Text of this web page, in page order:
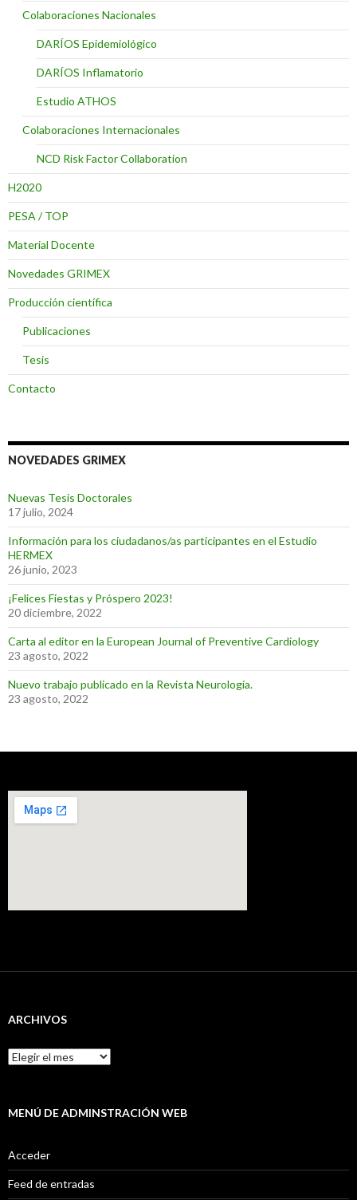
Colaboraciones Nacionales
DARÍOS Epidemiológico
DARÍOS Inflamatorio
Estudio ATHOS
Colaboraciones Internacionales
NCD Risk Factor Collaboration
H2020
PESA / TOP
Material Docente
Novedades GRIMEX
Producción científica
Publicaciones
Tesis
Contacto
NOVEDADES GRIMEX
Nuevas Tesis Doctorales
17 julio, 2024
Información para los ciudadanos/as participantes en el Estudio
HERMEX
26 junio, 2023
¡Felices Fiestas y Próspero 2023!
20 diciembre, 2022
Carta al editor en la European Journal of Preventive Cardiology
23 agosto, 2022
Nuevo trabajo publicado en la Revista Neurología.
23 agosto, 2022
ARCHIVOS
Archivos
MENÚ DE ADMINSTRACIÓN WEB
Acceder
Feed de entradas